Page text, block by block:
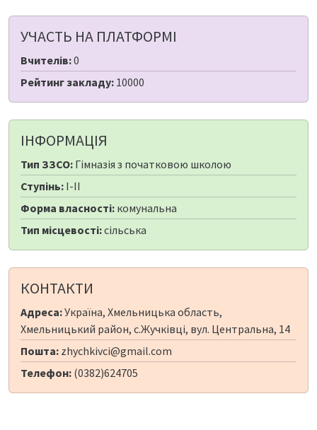
УЧАСТЬ НА ПЛАТФОРМІ
Вчителів:0
Рейтинг закладу: 10000
ІНФОРМАЦІЯ
Тип ЗЗСО: Гімназія з початковою школою
Ступінь: I-II
Форма власності: комунальна
Тип місцевості:сільська
КОНТАКТИ
Адреса:Україна, Хмельницька область,
Хмельницький район, с.Жучківці, вул. Центральна, 14
Пошта: zhychkivci@gmail.com
Телефон: (0382)624705